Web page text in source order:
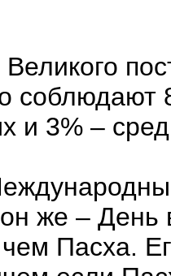
Великого
соблюдают
и 3% –
же – День
Пасха.